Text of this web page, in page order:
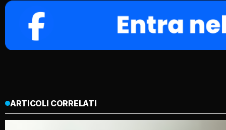
ARTICOLI CORRELATI